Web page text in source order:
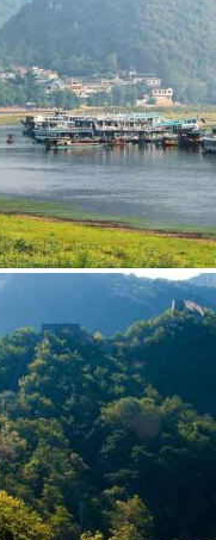
Asian Roads
en Chine